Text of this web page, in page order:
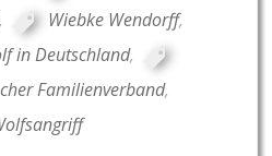
, Wiebke Wendorff,
in Deutschland,
Familienverband,